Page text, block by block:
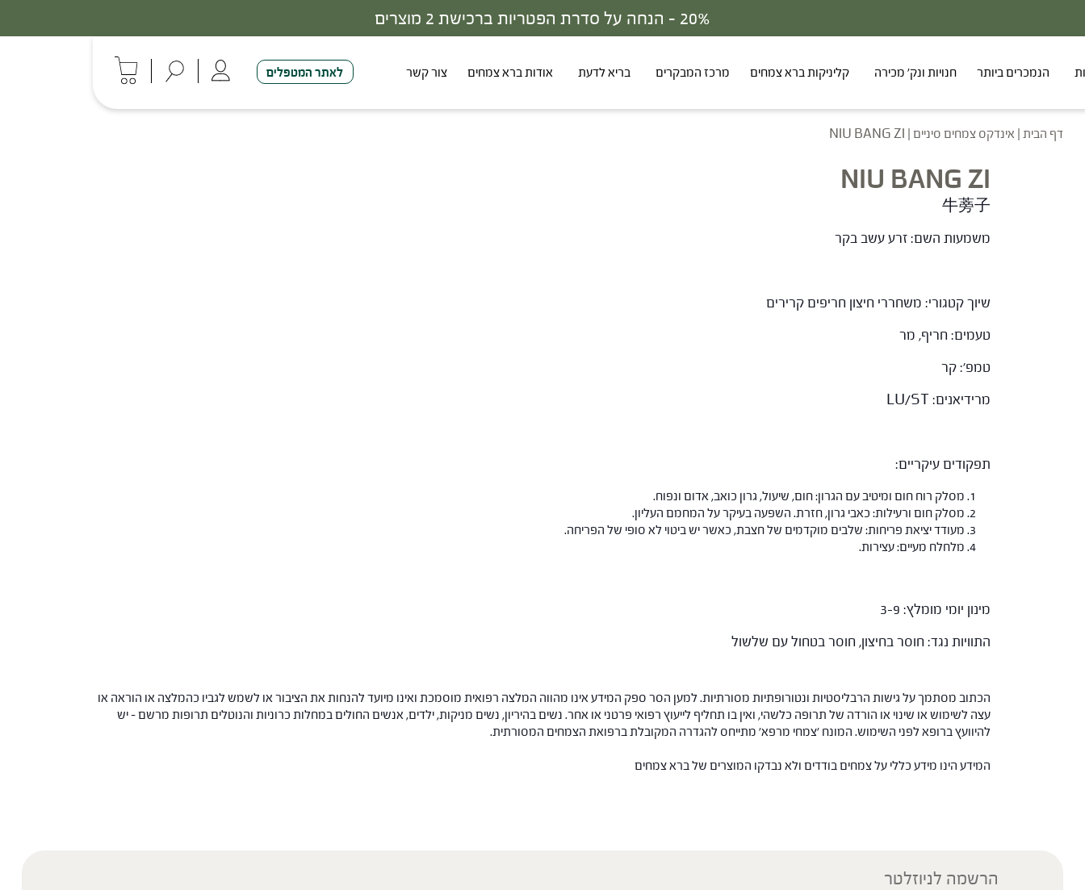
20% - הנחה על סדרת הפטריות ברכישת 2 מוצרים
הנמכרים ביותר חנויות ונק' מכירה קליניקות ברא צמחים מרכז המבקרים בריא לדעת אודות ברא צמחים צור קשר לאתר המטפלים
דף הבית | אינדקס צמחים סיניים |
NIU BANG ZI
NIU BANG ZI
牛蒡子
משמעות השם: זרע עשב בקר
שיוך קטגורי: משחררי חיצון חריפים קרירים
טעמים: חריף, מר
טמפ': קר
מרידיאנים: LU/ST
תפקודים עיקריים:
מסלק רוח חום ומיטיב עם הגרון: חום, שיעול, גרון כואב, אדום ונפוח.
מסלק חום ורעילות: כאבי גרון, חזרת. השפעה בעיקר על המחמם העליון.
מעודד יציאת פריחות: שלבים מוקדמים של חצבת, כאשר יש ביטוי לא סופי של הפריחה.
מלחלח מעיים: עצירות.
מינון יומי מומלץ: 3-9
התוויות נגד: חוסר בחיצון, חוסר בטחול עם שלשול
הכתוב מסתמך על גישות הרבליסטיות ונטורופתיות מסורתיות. למען הסר ספק המידע אינו מהווה המלצה רפואית מוסמכת ואינו מיועד להנחות את הציבור או לשמש לגביו כהמלצה או הוראה או
עצה לשימוש או שינוי או הורדה של תרופה כלשהי, ואין בו תחליף לייעוץ רפואי פרטני או אחר. נשים בהיריון, נשים מניקות, ילדים, אנשים החולים במחלות כרוניות והנוטלים תרופות מרשם – יש
להיוועץ ברופא לפני השימוש. המונח 'צמחי מרפא' מתייחס להגדרה המקובלת ברפואת הצמחים המסורתית.
המידע הינו מידע כללי על צמחים בודדים ולא נבדקו המוצרים של ברא צמחים
הרשמה לניוזלטר